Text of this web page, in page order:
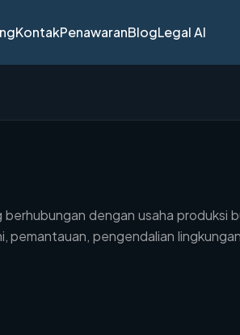
KontakPenawaranBlogLegal AI
dengan usaha produksi
pengendalian